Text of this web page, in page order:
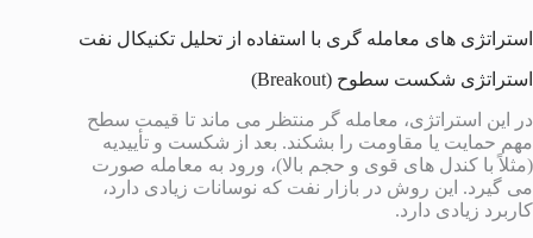
استراتژی های معامله گری با استفاده از تحلیل تکنیکال نفت
استراتژی شکست سطوح (Breakout)
در این استراتژی، معامله گر منتظر می ماند تا قیمت سطح
مهم حمایت یا مقاومت را بشکند. بعد از شکست و تأییدیه
(مثلاً با کندل های قوی و حجم بالا)، ورود به معامله صورت
می گیرد. این روش در بازار نفت که نوسانات زیادی دارد،
کاربرد زیادی دارد.